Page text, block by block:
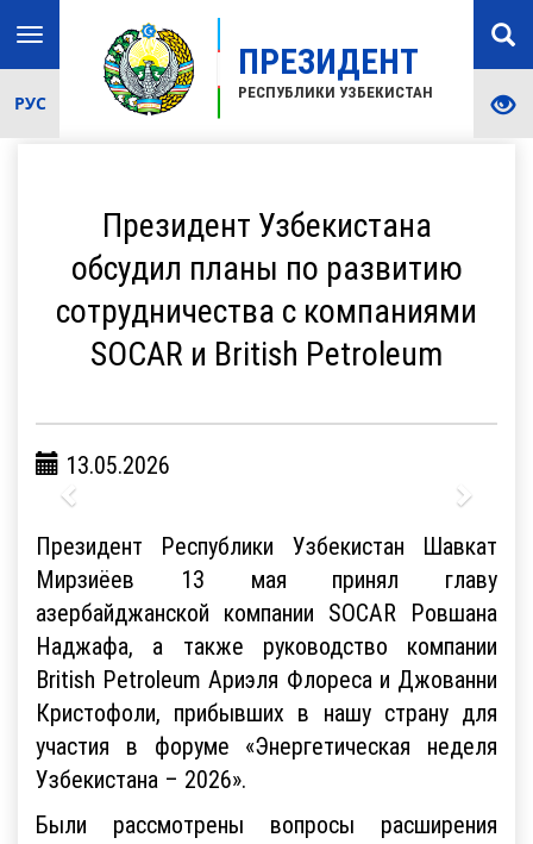
ПРЕЗИДЕНТ
РЕСПУБЛИКИ УЗБЕКИСТАН
Toggle
navigation
РУС
Президент Узбекистана
обсудил планы по развитию
сотрудничества с компаниями
SOCAR и British Petroleum
13.05.2026
Президент Республики Узбекистан Шавкат
Мирзиёев 13 мая принял главу
азербайджанской компании SOCAR Ровшана
Наджафа, а также руководство компании
British Petroleum Ариэля Флореса и Джованни
Кристофоли, прибывших в нашу страну для
участия в форуме «Энергетическая неделя
Узбекистана – 2026».
Были рассмотрены вопросы расширения